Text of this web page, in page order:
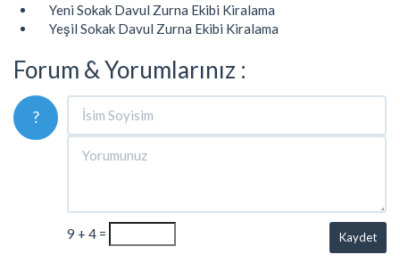
Yeni Sokak Davul Zurna Ekibi Kiralama
Yeşil Sokak Davul Zurna Ekibi Kiralama
Forum & Yorumlarınız :
?
9 + 4 = Kaydet